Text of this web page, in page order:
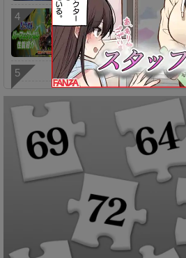
【キャラ】このぶっ壊れキ
うとは…
相互リンク・お問合わせ